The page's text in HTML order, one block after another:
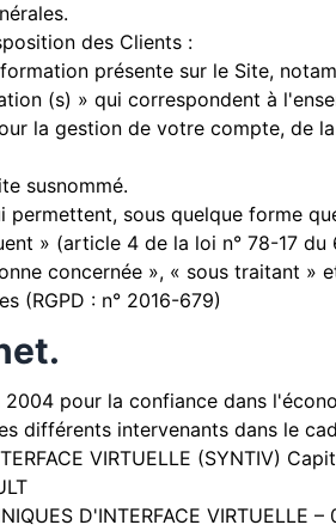
des Clients :
présente sur le Site,
(s) » qui correspondent à
la gestion de votre compte, de
susnommé.
permettent, sous quelque forme
» (article 4 de la loi n° 78-17 du
concernée », « sous traitant »
(RGPD : n° 2016-679)
pour la confiance dans
différents intervenants dans le
VIRTUELLE (SYNTIV)
D'INTERFACE VIRTUELLE –